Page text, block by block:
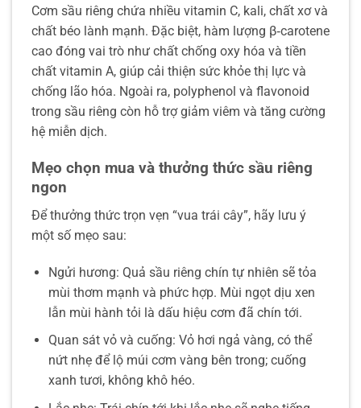
Cơm sầu riêng chứa nhiều vitamin C, kali, chất xơ và
chất béo lành mạnh. Đặc biệt, hàm lượng β‑carotene
cao đóng vai trò như chất chống oxy hóa và tiền
chất vitamin A, giúp cải thiện sức khỏe thị lực và
chống lão hóa. Ngoài ra, polyphenol và flavonoid
trong sầu riêng còn hỗ trợ giảm viêm và tăng cường
hệ miễn dịch.
Mẹo chọn mua và thưởng thức sầu riêng
ngon
Để thưởng thức trọn vẹn “vua trái cây”, hãy lưu ý
một số mẹo sau:
Ngửi hương: Quả sầu riêng chín tự nhiên sẽ tỏa
mùi thơm mạnh và phức hợp. Mùi ngọt dịu xen
lẫn mùi hành tỏi là dấu hiệu cơm đã chín tới.
Quan sát vỏ và cuống: Vỏ hơi ngả vàng, có thể
nứt nhẹ để lộ múi cơm vàng bên trong; cuống
xanh tươi, không khô héo.